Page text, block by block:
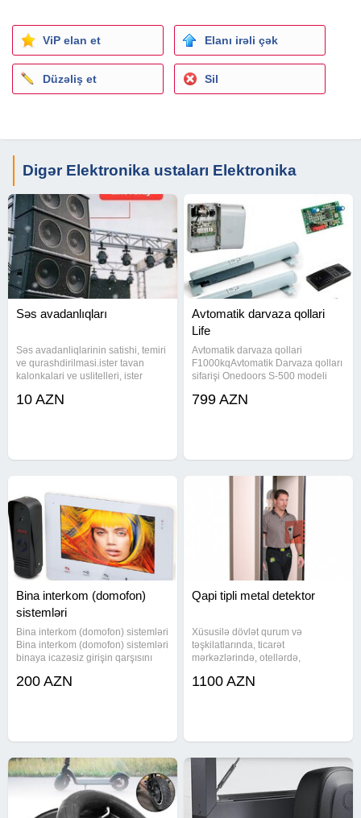
bina domofon qurasdirilmasi, kecid sisyemi, maqnit brelok
qurasdirilmasi, barmaq izi qurasdirilmasi, domofon sistemi
satisi ve qurasdirilmasi, damafon sistemi satisi ve
qurasdirilmasi, access control satisi ve qurasdirilmasi
ViP elan et Elanı irəli çək
Düzəliş et Sil
Digər Elektronika ustaları Elektronika
Səs avadanlıqları
Səs avadanliqlarinin satishi, temiri
ve qurashdirilmasi.ister tavan
kalonkalari ve uslitelleri, ister
bluetooth kalonka olsun, hem
10 AZN
Avtomatik darvaza qollari
Life
Avtomatik darvaza qollari
F1000kqAvtomatik Darvaza qolları
sifarişi Onedoors S-500 modeli
<>İstehsal ölkə:Çin <>1 qola
799 AZN
Bina interkom (domofon)
sistemləri
Bina interkom (domofon) sistemləri
Bina interkom (domofon) sistemləri
binaya icazəsiz girişin qarşısını
ya görüntülü əlaqə yaradan
200 AZN
Qapi tipli metal detektor
Xüsusilə dövlət qurum və
təşkilatlarında, ticarət
mərkəzlərində, otellərdə,
yarmarkalarda, həbsxanalarda,
1100 AZN